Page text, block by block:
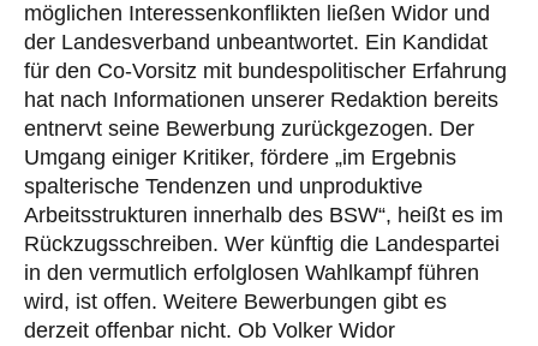
möglichen Interessenkonflikten ließen Widor und
der Landesverband unbeantwortet. Ein Kandidat
für den Co-Vorsitz mit bundespolitischer Erfahrung
hat nach Informationen unserer Redaktion bereits
entnervt seine Bewerbung zurückgezogen. Der
Umgang einiger Kritiker, fördere „im Ergebnis
spalterische Tendenzen und unproduktive
Arbeitsstrukturen innerhalb des BSW“, heißt es im
Rückzugsschreiben. Wer künftig die Landespartei
in den vermutlich erfolglosen Wahlkampf führen
wird, ist offen. Weitere Bewerbungen gibt es
derzeit offenbar nicht. Ob Volker Widor